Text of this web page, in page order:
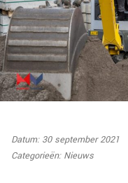
Datum: 30 september 2021
Categorieën: Nieuws